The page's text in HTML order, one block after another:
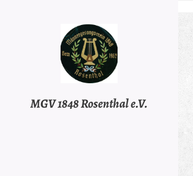
MGV 1848 Rosenthal e.V.